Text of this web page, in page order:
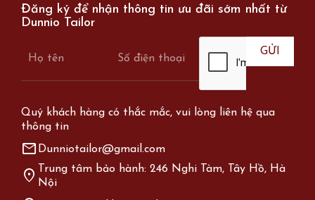
Đăng ký để nhận thông tin ưu đãi sớm nhất từ
Dunnio Tailor
Quý khách hàng có thắc mắc, vui lòng liên hệ qua
thông tin
mail Dunniotailor@gmail.com
location_on Trung tâm bảo hành: 246 Nghi Tàm, Tây Hồ, Hà
Nội